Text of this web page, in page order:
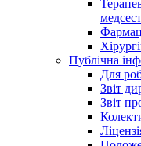
Публічна
Для
Звіт
Звіт